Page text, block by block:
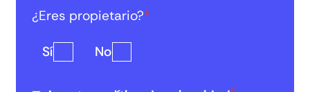
¿Eres propietario?*
Sí No